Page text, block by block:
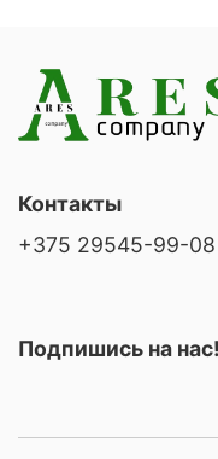
Контакты
+375 29545-99-08
Подпишись на нас!